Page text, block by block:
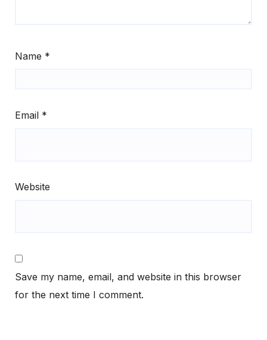
Name *
Email *
Website
Save my name, email, and website in this browser
for the next time I comment.